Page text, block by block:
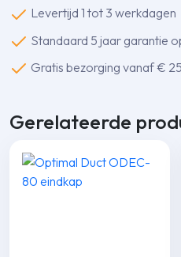
Levertijd 1 tot 3 werkdagen
Standaard 5 jaar garantie
Gratis bezorging vanaf €
Gerelateerde